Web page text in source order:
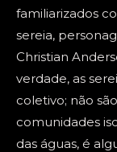
familiarizados
sereia,
Christian
verdade, as
coletivo; não
comunidades
das águas, é